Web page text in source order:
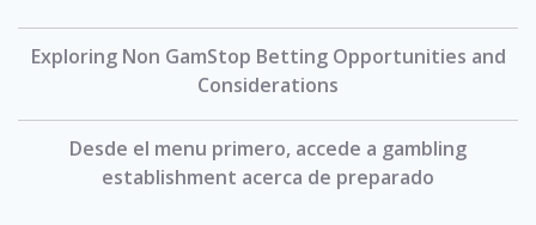
Exploring Non GamStop Betting Opportunities and
Considerations
Desde el menu primero, accede a gambling
establishment acerca de preparado